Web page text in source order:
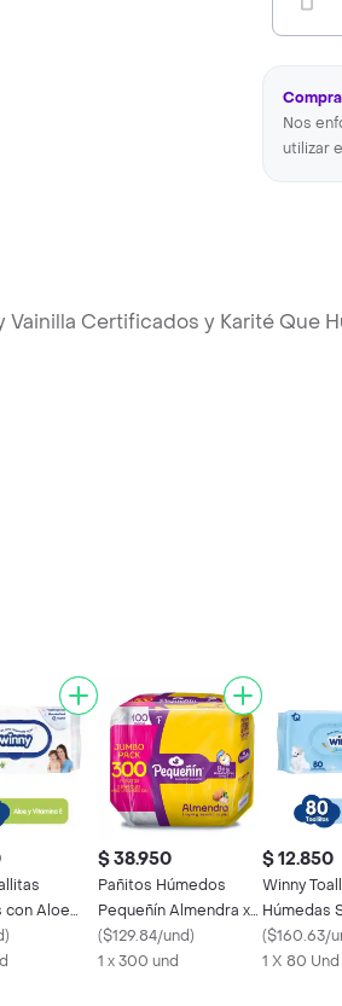
Nos
utilizar
Certificados y Karité Que
con Aloe
E
)
$ 38.950
Pañitos Húmedos
Pequeñín Almendra x
300
($129.84/und)
1 x 300 und
$ 12.850
Winny
Húmedas
Recién
($160.63/
1 X 80 Und